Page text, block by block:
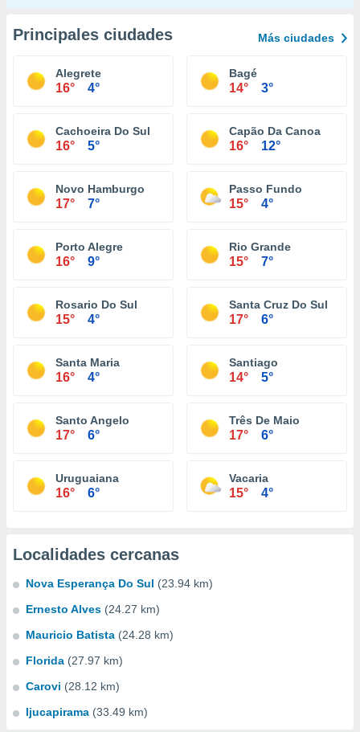
Principales ciudades Más ciudades
Alegrete
16° 4°
Bagé
14° 3°
Cachoeira Do Sul
16° 5°
Capão Da Canoa
16° 12°
Novo Hamburgo
17° 7°
Passo Fundo
15° 4°
Porto Alegre
16° 9°
Rio Grande
15° 7°
Rosario Do Sul
15° 4°
Santa Cruz Do Sul
17° 6°
Santa Maria
16° 4°
Santiago
14° 5°
Santo Angelo
17° 6°
Três De Maio
17° 6°
Uruguaiana
16° 6°
Vacaria
15° 4°
Localidades cercanas
Nova Esperança Do Sul (23.94 km)
Ernesto Alves (24.27 km)
Mauricio Batista (24.28 km)
Florida (27.97 km)
Carovi (28.12 km)
Ijucapirama (33.49 km)